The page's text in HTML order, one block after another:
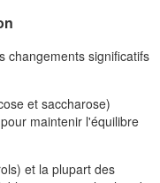
changements significatifs
et saccharose)
maintenir l'équilibre
et la plupart des